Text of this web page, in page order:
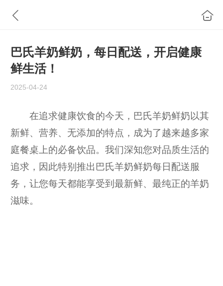
巴氏羊奶鲜奶，每日配送，开启健康
鲜生活！
2025-04-24
在追求健康饮食的今天，巴氏羊奶鲜奶以其
新鲜、营养、无添加的特点，成为了越来越多家
庭餐桌上的必备饮品。我们深知您对品质生活的
追求，因此特别推出巴氏羊奶鲜奶每日配送服
务，让您每天都能享受到最新鲜、最纯正的羊奶
滋味。